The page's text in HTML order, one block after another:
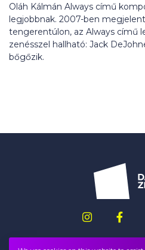
Oláh Kálmán Always című
legjobbnak. 2007-ben
tengerentúlon, az Always című
zenésszel hallható: Jack
bőgőzik.